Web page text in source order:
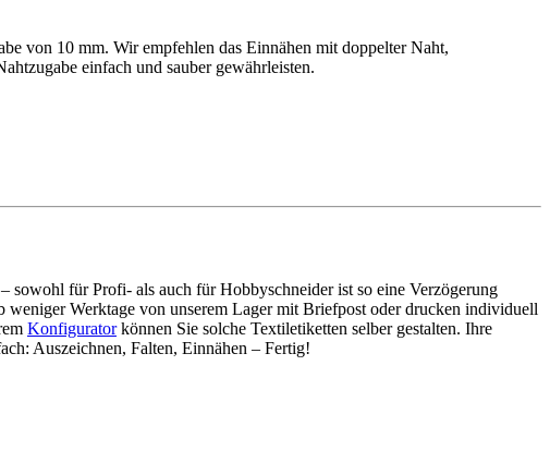
von 10 mm. Wir empfehlen das Einnähen mit doppelter Naht,
einfach und sauber gewährleisten.
sowohl für Profi- als auch für Hobbyschneider ist so eine Verzögerung
Werktage von unserem Lager mit Briefpost oder drucken individuell
Konfiguratorkönnen Sie solche Textiletiketten selber gestalten. Ihre
Auszeichnen, Falten, Einnähen – Fertig!